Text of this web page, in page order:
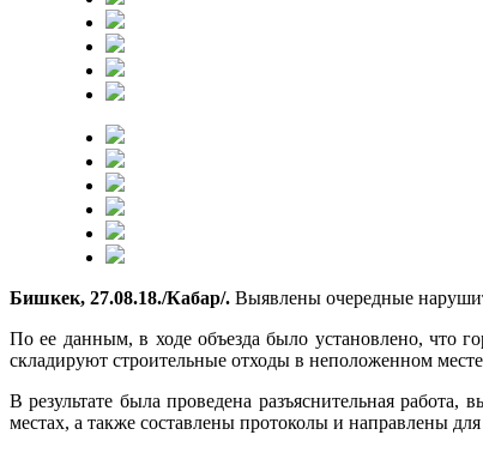
Бишкек, 27.08.18./Кабар/. Выявлены очередные
По ее данным, в ходе объезда было установлено,
складируют строительные отходы в неположенном
В результате была проведена разъяснительная
местах, а также составлены протоколы и направлены